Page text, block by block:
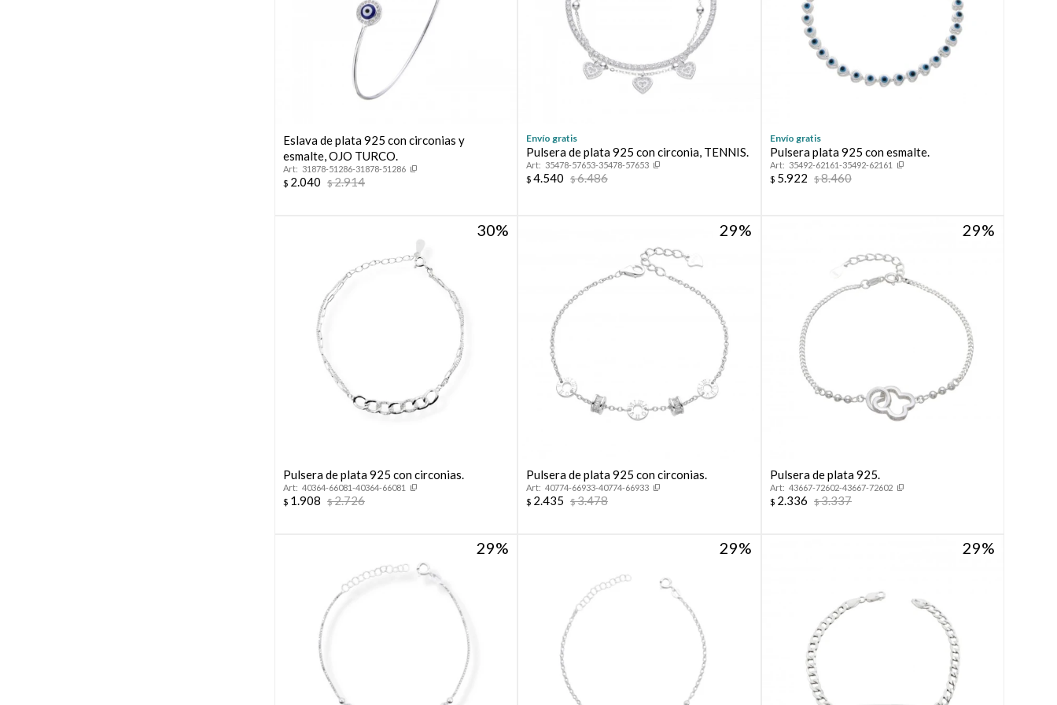
Eslava de plata 925 con circonias y
esmalte, OJO TURCO.
31878-51286-31878-51286
$ 2.040 $2.914
Envío gratis
Pulsera de plata 925 con circonia, TENNIS.
35478-57653-35478-57653
$ 4.540 $6.486
Envío gratis
Pulsera plata 925 con esmalte.
35492-62161-35492-62161
$ 5.922 $8.460
30
Pulsera de plata 925 con circonias.
40364-66081-40364-66081
$ 1.908 $2.726
29
Pulsera de plata 925 con circonias.
40774-66933-40774-66933
$ 2.435 $3.478
29
Pulsera de plata 925.
43667-72602-43667-72602
$ 2.336 $3.337
29 29 29